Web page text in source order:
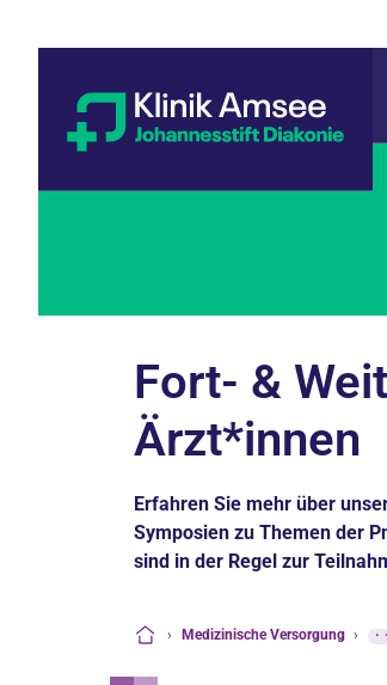
Fort- &
Ärzt*innen
Erfahren Sie mehr über
Symposien zu Themen der
sind in der Regel zur
› Medizinische Versorgung ›